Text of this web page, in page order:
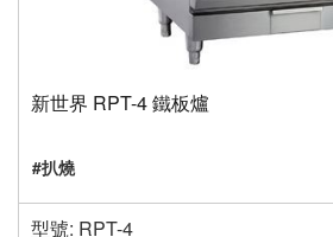
新世界 RPT-4 鐵板爐
#扒燒
型號: RPT-4